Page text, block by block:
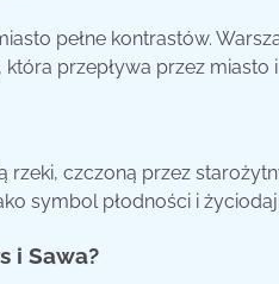
pełne kontrastów.
która przepływa przez
rzeki, czczoną przez
symbol płodności i
i Sawa?